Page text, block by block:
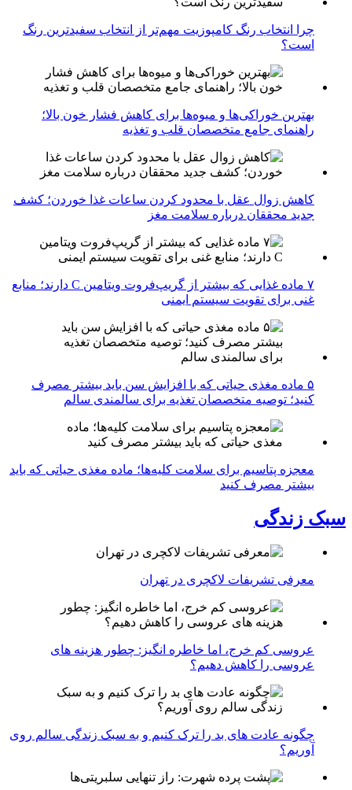
چرا انتخاب رنگ کامپوزیت مهم‌تر از انتخاب سفیدترین رنگ
است؟
بهترین خوراکی‌ها و میوه‌ها برای کاهش فشار خون بالا؛
راهنمای جامع متخصصان قلب و تغذیه
کاهش زوال عقل با محدود کردن ساعات غذا خوردن؛ کشف
جدید محققان درباره سلامت مغز
۷ ماده غذایی که بیشتر از گریپ‌فروت ویتامین C دارند؛ منابع
غنی برای تقویت سیستم ایمنی
۵ ماده مغذی حیاتی که با افزایش سن باید بیشتر مصرف
کنید؛ توصیه متخصصان تغذیه برای سالمندی سالم
معجزه پتاسیم برای سلامت کلیه‌ها؛ ماده مغذی حیاتی که باید
بیشتر مصرف کنید
سبک زندگی
معرفی تشریفات لاکچری در تهران
عروسی کم خرج، اما خاطره انگیز: چطور هزینه های
عروسی را کاهش دهیم؟
چگونه عادت‌ های بد را ترک کنیم و به سبک زندگی سالم روی
آوریم؟